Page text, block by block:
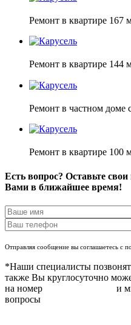
Ремонт в квартире 167
Ремонт в квартире 144
Ремонт в частном доме
Ремонт в квартире 100
Есть вопрос? Оставьте
Вами в ближайшее время!
Отправляя сообщение вы соглашаетесь с
*Наши специалисты
также Вы круглосуточно
на номер
и
вопросы